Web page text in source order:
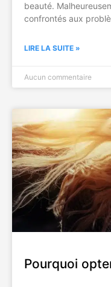
beauté.
confrontés aux
LIRE LA SUITE »
Aucun commentaire
Pourquoi